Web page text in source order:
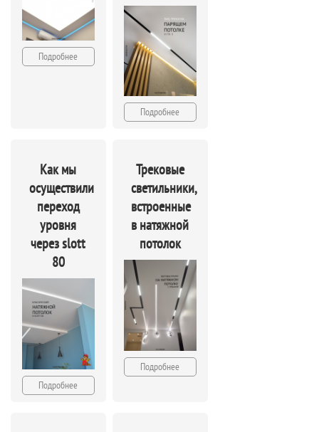
Подробнее
Подробнее
Как мы
осуществили
переход
уровня
через slott
80
Подробнее
Трековые
светильники,
встроенные
в натяжной
потолок
Подробнее